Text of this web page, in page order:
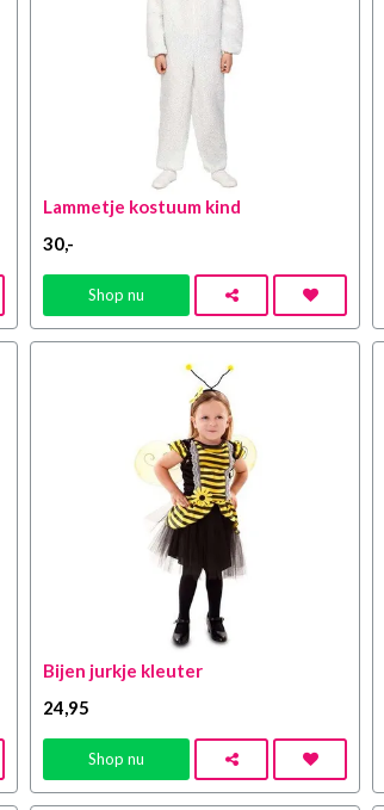
Lammetje kostuum kind
30,-
Shop nu
Bijen jurkje kleuter
24,95
Shop nu